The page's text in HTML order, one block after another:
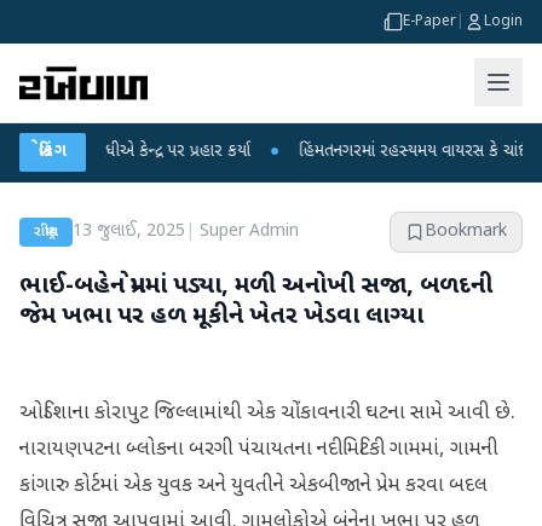
E-Paper Login
બ્રેકિંગ
ગાંધીએ કેન્દ્ર પર પ્રહાર કર્યા ● હિંમતનગરમાં રહસ્યમય વાયરસ કે ચાંદીપુરા? 6
રાષ્ટ્રીય 13 જુલાઈ, 2025 Super Admin Bookmark
ભાઈ-બહેન પ્રેમમાં પડ્યા, મળી અનોખી સજા, બળદની
જેમ ખભા પર હળ મૂકીને ખેતર ખેડવા લાગ્યા
ઓડિશાના કોરાપુટ જિલ્લામાંથી એક ચોંકાવનારી ઘટના સામે આવી છે.
નારાયણપટના બ્લોકના બરગી પંચાયતના નદીમિટિકી ગામમાં, ગામની
કાંગારુ કોર્ટમાં એક યુવક અને યુવતીને એકબીજાને પ્રેમ કરવા બદલ